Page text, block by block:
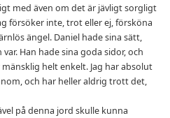
med även om det är jävligt sorgligt
försöker inte, trot eller ej, försköna
ängel. Daniel hade sina sätt,
Han hade sina goda sidor, och
helt enkelt. Jag har absolut
och har heller aldrig trott det,
på denna jord skulle kunna